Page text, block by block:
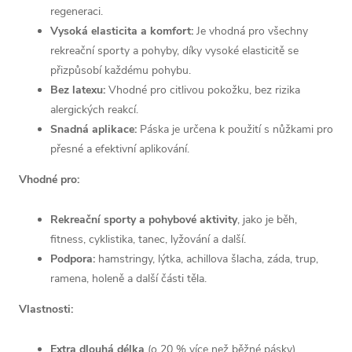
regeneraci.
Vysoká elasticita a komfort: Je vhodná pro všechny
rekreační sporty a pohyby, díky vysoké elasticitě se
přizpůsobí každému pohybu.
Bez latexu: Vhodné pro citlivou pokožku, bez rizika
alergických reakcí.
Snadná aplikace: Páska je určena k použití s nůžkami pro
přesné a efektivní aplikování.
Vhodné pro:
Rekreační sporty a pohybové aktivity, jako je běh,
fitness, cyklistika, tanec, lyžování a další.
Podpora: hamstringy, lýtka, achillova šlacha, záda, trup,
ramena, holeně a další části těla.
Vlastnosti:
Extra dlouhá délka (o 20 % více než běžné pásky)